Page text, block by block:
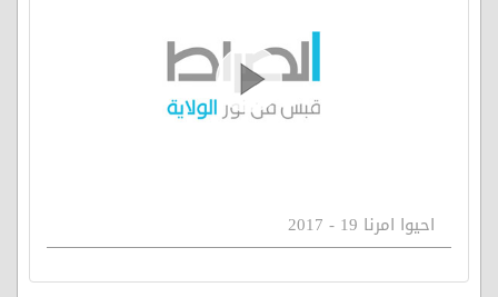
احيوا امرنا 19 - 2017